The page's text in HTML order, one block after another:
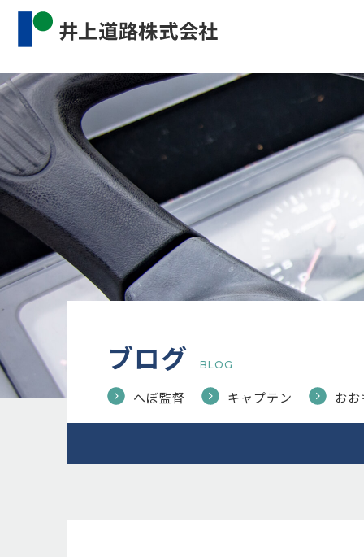
Warning: Undefined property:
content/themes/inourdoro_theme_2024/
ブログ BLOG
へぼ監督 キャプテン お